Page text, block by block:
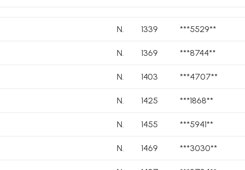
N. 1339 ***5529**
N. 1369 ***8744**
N. 1403 ***4707**
N. 1425 ***1868**
N. 1455 ***5941**
N. 1469 ***3030**